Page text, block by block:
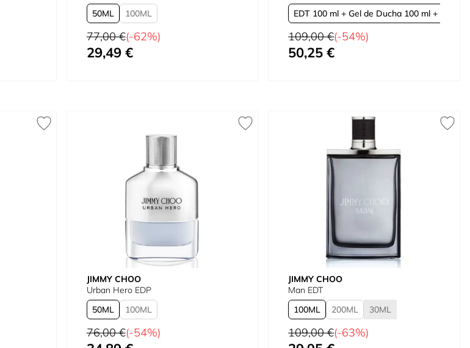
50 100
Precio habitual
77,00 €(-62%)
Tan bajo como
29,49 €
EDT 100 ml + Gel 100 ml + Mini
EDT 100 ml + Gel de Ducha 100 ml + Mini
Precio habitual
109,00 €(-54%)
Tan bajo como
50,25 €
JIMMY CHOO
Urban Hero EDP
50
100
Precio habitual
76,00 €(-54%)
Tan bajo como
JIMMY CHOO
Man EDT
30
100 200
Precio habitual
109,00 €(-63%)
Tan bajo como